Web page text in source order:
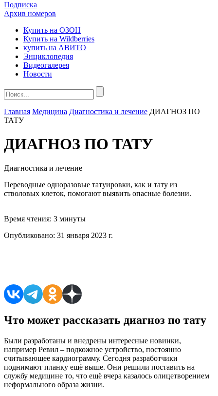
Подписка
Архив номеров
Купить на ОЗОН
Купить на Wildberries
купить на АВИТО
Энциклопедия
Видеогалерея
Новости
Главная Медицина Диагностика и лечение ДИАГНОЗ ПО
ТАТУ
ДИАГНОЗ ПО ТАТУ
Диагностика и лечение
Переводные одноразовые татуировки, как и тату из
стволовых клеток, помогают выявить опасные болезни.
Время чтения: 3 минуты
Опубликовано: 31 января 2023 г.
Что может рассказать диагноз по тату
Были разработаны и внедрены интересные новинки,
например Ревил – подкожное устройство, постоянно
считывающее кардиограмму. Сегодня разработчики
поднимают планку ещё выше. Они решили поставить на
службу медицине то, что ещё вчера казалось олицетворением
неформального образа жизни.